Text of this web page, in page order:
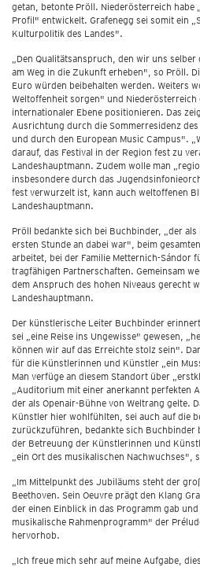
getan, betonte Pröll. Niederösterreich habe
Profil" entwickelt. Grafenegg sei somit ein
Kulturpolitik des Landes".
„Den Qualitätsanspruch, den wir uns
am Weg in die Zukunft erheben", so Pröll.
Euro würden beibehalten werden. Weiters
Weltoffenheit sorgen" und
internationaler Ebene positionieren. Das
Ausrichtung durch die Sommerresidenz
und durch den European Music Campus".
darauf, das Festival in der Region fest zu
Landeshauptmann. Zudem wolle man
insbesondere durch das
fest verwurzelt ist, kann auch weltoffenen
Landeshauptmann.
Pröll bedankte sich bei Buchbinder, „der
ersten Stunde an dabei war", beim
arbeitet, bei der Familie Metternich-Sándor
tragfähigen Partnerschaften. Gemeinsam
dem Anspruch des hohen Niveaus gerecht
Landeshauptmann.
Der künstlerische Leiter Buchbinder
sei „eine Reise ins Ungewisse" gewesen,
können wir auf das Erreichte stolz sein".
für die Künstlerinnen und Künstler „ein
Man verfüge an diesem Standort über
„Auditorium mit einer anerkannt perfekten
der als Openair-Bühne von Weltrang gelte.
Künstler hier wohlfühlten, sei auch auf die
zurückzuführen, bedankte sich Buchbinder
der Betreuung der Künstlerinnen und
„ein Ort des musikalischen Nachwuchses",
„Im Mittelpunkt des Jubiläums steht der
Beethoven. Sein Oeuvre prägt den Klang
der einen Einblick in das Programm gab
musikalische Rahmenprogramm" der
hervorhob.
„Ich freue mich sehr auf meine Aufgabe,